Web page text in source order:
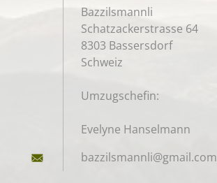
Bazzilsmannli
Schatzackerstrasse 64
8303 Bassersdorf
Schweiz
Umzugschefin:
Evelyne Hanselmann
bazzilsmannli@gmail.com